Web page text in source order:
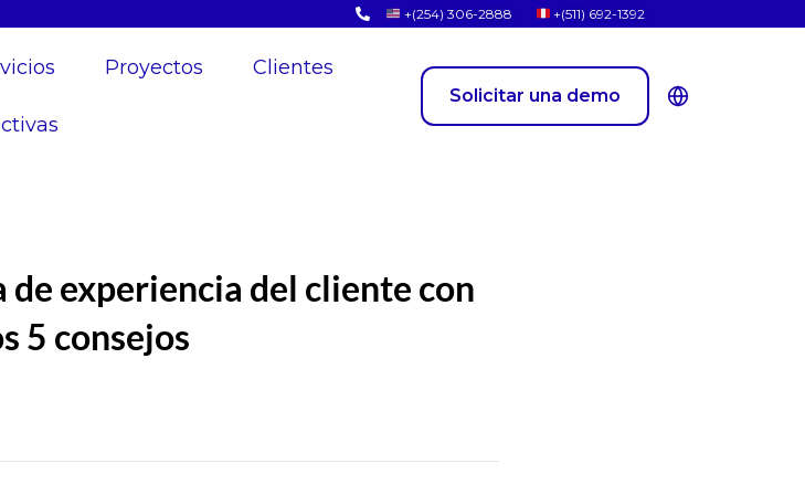
+(254) 306-2888 +(511) 692-1392
Proyectos Clientes
Solicitar una demo
experiencia del cliente con
5 consejos